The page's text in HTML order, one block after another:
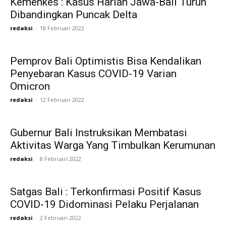
Dibandingkan Puncak Delta
redaksi - 18 Februari 2022
Pemprov Bali Optimistis Bisa Kendalikan
Penyebaran Kasus COVID-19 Varian
Omicron
redaksi - 12 Februari 2022
Gubernur Bali Instruksikan Membatasi
Aktivitas Warga Yang Timbulkan Kerumunan
redaksi - 8 Februari 2022
Satgas Bali : Terkonfirmasi Positif Kasus
COVID-19 Didominasi Pelaku Perjalanan
redaksi - 2 Februari 2022